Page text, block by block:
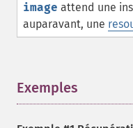
image attend une
auparavant, une
Exemples